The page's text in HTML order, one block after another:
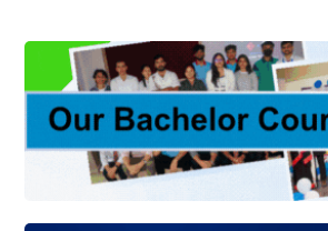
चितवन
सेरोफेरो
राजनीति